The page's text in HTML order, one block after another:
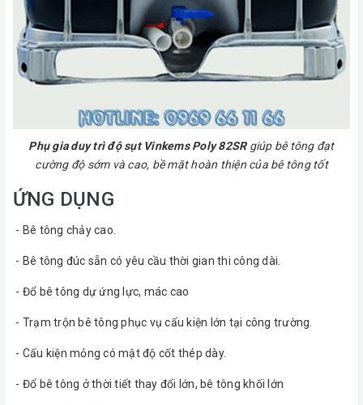
Phụ gia duy trì độ sụt Vinkems Poly 82SRgiúp bê tông đạt
cường độ sớm và cao, bề mặt hoàn thiện của bê tông tốt
ỨNG DỤNG
- Bê tông chảy cao.
- Bê tông đúc sẵn có yêu cầu thời gian thi công dài.
- Đổ bê tông dự ứng lực, mác cao
- Trạm trộn bê tông phục vụ cấu kiện lớn tại công trường.
- Cấu kiện mỏng có mật độ cốt thép dày.
- Đổ bê tông ở thời tiết thay đổi lớn, bê tông khối lớn